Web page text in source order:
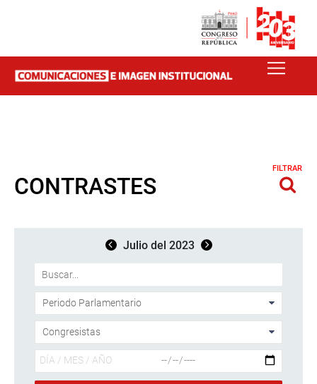
CONTRASTES
FILTRAR
Julio del 2023